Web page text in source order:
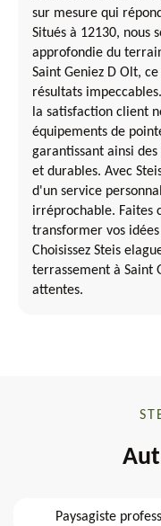
sur mesure qui
Situés à 12130, nous
approfondie du
Saint Geniez D Olt,
résultats
la satisfaction client
équipements de
garantissant ainsi
et durables. Avec
d'un service
irréprochable. Faites
transformer vos
Choisissez Steis
terrassement à Saint
attentes.
Paysagiste